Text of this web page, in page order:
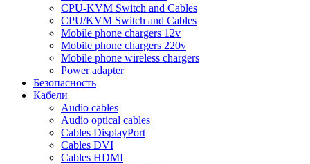
CPU-KVM Switch and Cables
CPU/KVM Switch and Cables
Mobile phone chargers 12v
Mobile phone chargers 220v
Mobile phone wireless chargers
Power adapter
Безопасность
Кабели
Audio cables
Audio optical cables
Cables DisplayPort
Cables DVI
Cables HDMI